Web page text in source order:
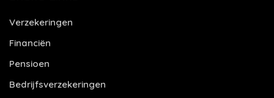
Verzekeringen
Financiën
Pensioen
Bedrijfsverzekeringen